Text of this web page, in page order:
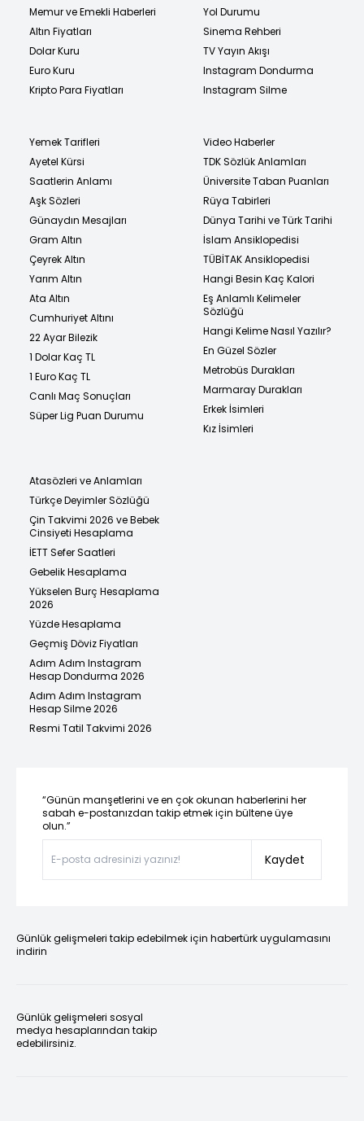
Memur ve Emekli Haberleri
Altın Fiyatları
Dolar Kuru
Euro Kuru
Kripto Para Fiyatları
Yol Durumu
Sinema Rehberi
TV Yayın Akışı
Instagram Dondurma
Instagram Silme
Yemek Tarifleri
Ayetel Kürsi
Saatlerin Anlamı
Aşk Sözleri
Günaydın Mesajları
Gram Altın
Çeyrek Altın
Yarım Altın
Ata Altın
Cumhuriyet Altını
22 Ayar Bilezik
1 Dolar Kaç TL
1 Euro Kaç TL
Canlı Maç Sonuçları
Süper Lig Puan Durumu
Video Haberler
TDK Sözlük Anlamları
Üniversite Taban Puanları
Rüya Tabirleri
Dünya Tarihi ve Türk Tarihi
İslam Ansiklopedisi
TÜBİTAK Ansiklopedisi
Hangi Besin Kaç Kalori
Eş Anlamlı Kelimeler
Sözlüğü
Hangi Kelime Nasıl Yazılır?
En Güzel Sözler
Metrobüs Durakları
Marmaray Durakları
Erkek İsimleri
Kız İsimleri
Atasözleri ve Anlamları
Türkçe Deyimler Sözlüğü
Çin Takvimi 2026 ve Bebek
Cinsiyeti Hesaplama
İETT Sefer Saatleri
Gebelik Hesaplama
Yükselen Burç Hesaplama
2026
Yüzde Hesaplama
Geçmiş Döviz Fiyatları
Adım Adım Instagram
Hesap Dondurma 2026
Adım Adım Instagram
Hesap Silme 2026
Resmi Tatil Takvimi 2026
“Günün manşetlerini ve en çok okunan haberlerini her
sabah e-postanızdan takip etmek için bültene üye
olun.”
Kaydet
Günlük gelişmeleri takip edebilmek için habertürk uygulamasını
indirin
Günlük gelişmeleri sosyal
medya hesaplarından takip
edebilirsiniz.